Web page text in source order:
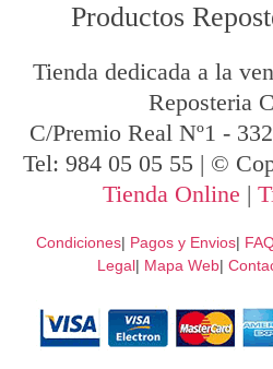
Productos
Tienda dedicada a la
Reposteria
C/Premio Real Nº1 -
Tel: 984 05 05 55 | ©
Tienda Online |
Condiciones| Pagos y Envios|
Legal| Mapa Web|